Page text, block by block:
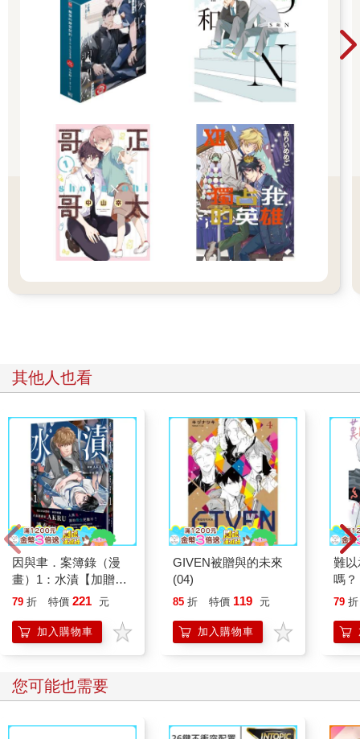
推薦必看
廿載．繁華夢 護玄出
道20週年創作集
79 折 特價 315 元
加入購物車
北歐時間：世界第一幸
福國度教會我的事
79 折 特價 314 元
加入購物車
腎
40
就
79 折
其他人也買